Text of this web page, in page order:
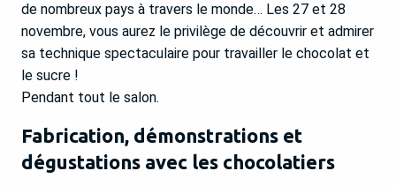
de nombreux pays à travers le monde… Les 27 et 28
novembre, vous aurez le privilège de découvrir et admirer
sa technique spectaculaire pour travailler le chocolat et
le sucre !
Pendant tout le salon.
Fabrication, démonstrations et
dégustations avec les chocolatiers